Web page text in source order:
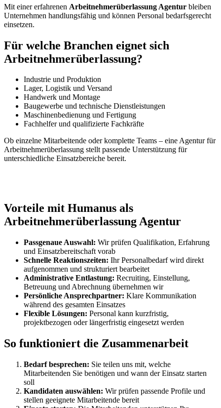
Mit einer erfahrenen Arbeitnehmerüberlassung Agentur bleiben
Unternehmen handlungsfähig und können Personal bedarfsgerecht
einsetzen.
Für welche Branchen eignet sich
Arbeitnehmerüberlassung?
Industrie und Produktion
Lager, Logistik und Versand
Handwerk und Montage
Baugewerbe und technische Dienstleistungen
Maschinenbedienung und Fertigung
Fachhelfer und qualifizierte Fachkräfte
Ob einzelne Mitarbeitende oder komplette Teams – eine Agentur für
Arbeitnehmerüberlassung stellt passende Unterstützung für
unterschiedliche Einsatzbereiche bereit.
Vorteile mit Humanus als
Arbeitnehmerüberlassung Agentur
Passgenaue Auswahl: Wir prüfen Qualifikation, Erfahrung
und Einsatzbereitschaft vorab
Schnelle Reaktionszeiten: Ihr Personalbedarf wird direkt
aufgenommen und strukturiert bearbeitet
Administrative Entlastung: Recruiting, Einstellung,
Betreuung und Abrechnung übernehmen wir
Persönliche Ansprechpartner: Klare Kommunikation
während des gesamten Einsatzes
Flexible Lösungen: Personal kann kurzfristig,
projektbezogen oder längerfristig eingesetzt werden
So funktioniert die Zusammenarbeit
Bedarf besprechen: Sie teilen uns mit, welche
Mitarbeitenden Sie benötigen und wann der Einsatz starten
soll
Kandidaten auswählen: Wir prüfen passende Profile und
stellen geeignete Mitarbeitende bereit